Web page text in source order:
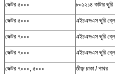
ভেক্টর ৫০০০
৮০১২১৪ কাটার ছুরি
ভেক্টর ৫০০০ এইচএসএস ছুরি
ভেক্টর ৭০০০ এইচএসএস ছুরি
ভেক্টর ৭০০০ এইচএসএস ছুরি
ভেক্টর ৭০০০, ৫০০০ তীক্ষ্ণ চাকা / পাথর